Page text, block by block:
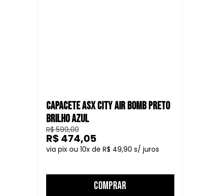
CAPACETE ASX CITY AIR BOMB PRETO
BRILHO AZUL
R$ 599,00
10
R$ 49,90
R$ 474,05
COMPRAR